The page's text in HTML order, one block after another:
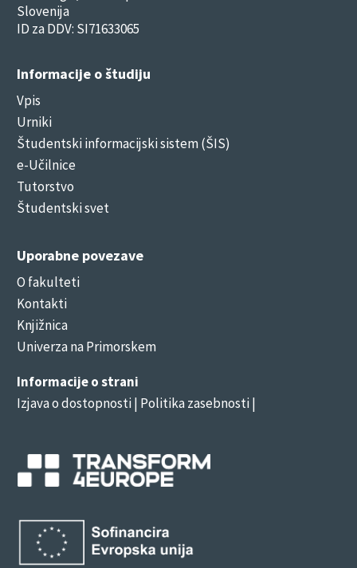
Slovenija
ID za DDV: SI71633065
Informacije o študiju
Vpis
Urniki
Študentski informacijski sistem (ŠIS)
e-Učilnice
Tutorstvo
Študentski svet
Uporabne povezave
O fakulteti
Kontakti
Knjižnica
Univerza na Primorskem
Informacije o strani
Izjava o dostopnosti| Politika zasebnosti |